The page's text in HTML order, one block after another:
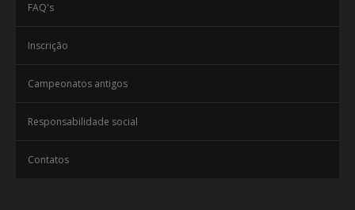
FAQ's
Inscrição
Campeonatos antigos
Responsabilidade social
Contatos